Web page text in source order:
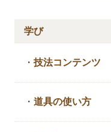
学び
・技法コンテンツ
・道具の使い方